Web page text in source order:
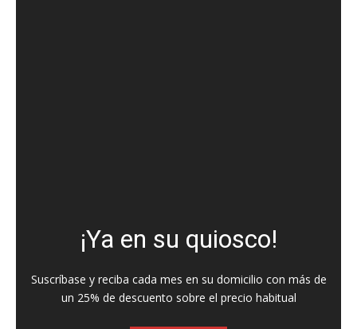
¡Ya en su quiosco!
Suscríbase y reciba cada mes en su domicilio con más de
un 25% de descuento sobre el precio habitual